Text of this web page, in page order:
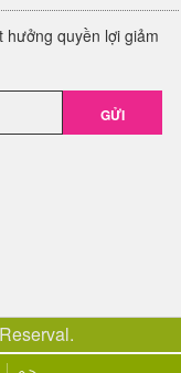
hưởng quyền lợi giảm
GỬI